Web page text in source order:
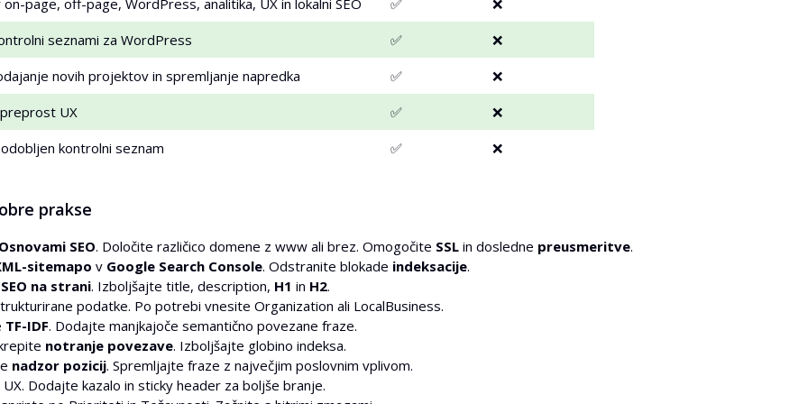
page, off-page, WordPress, analitika, UX in lokalni SEO ✅
❌
seznami za WordPress
✅
❌
novih projektov in spremljanje napredka
✅
❌
UX
✅
❌
kontrolni seznam
✅ ❌
prakse
SEO. Določite različico domene z www ali brez. Omogočite SSL in dosledne preusmeritve.
sitemapo v Google Search Console. Odstranite blokade indeksacije.
SEO na strani. Izboljšajte title, description, H1 in H2.
podatke. Po potrebi vnesite Organization ali LocalBusiness.
TF-IDF. Dodajte manjkajoče semantično povezane fraze.
notranje povezave. Izboljšajte globino indeksa.
nadzor pozicij. Spremljajte fraze z največjim poslovnim vplivom.
Dodajte kazalo in sticky header za boljše branje.